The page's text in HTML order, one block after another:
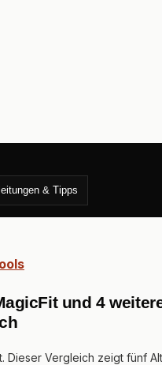
& Tipps
und 4
Dieser Vergleich zeigt fünf